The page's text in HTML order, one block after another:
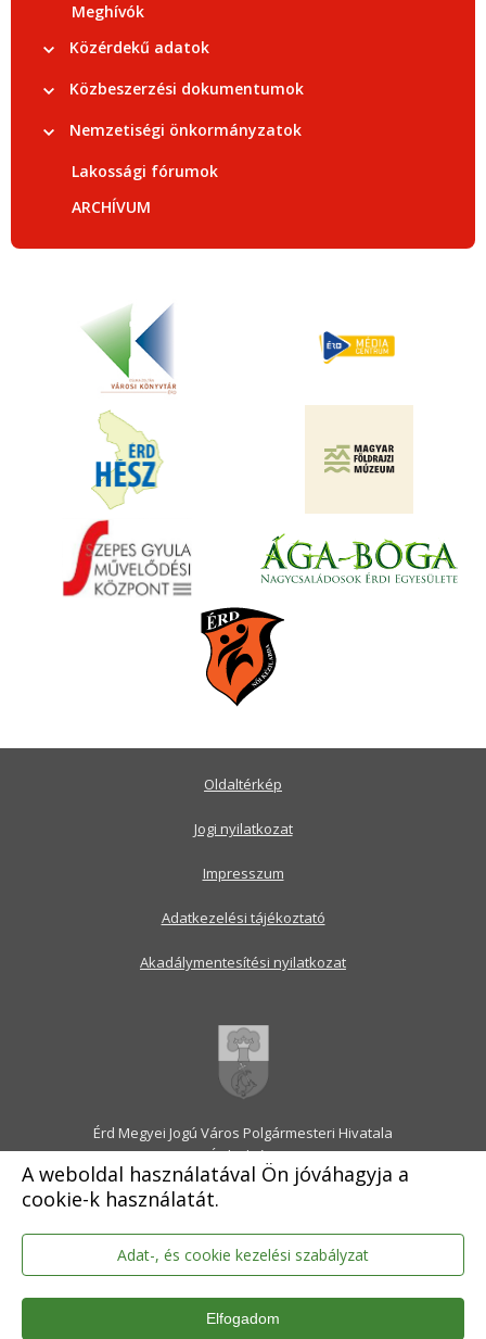
A weboldal használatával Ön jóváhagyja a
cookie-k használatát.
Adat-, és cookie kezelési szabályzat
Elfogadom
Meghívók
Közérdekű adatok
Közbeszerzési dokumentumok
Nemzetiségi önkormányzatok
Lakossági fórumok
ARCHÍVUM
Érd Megyei Jogú Város Polgármesteri Hivatala
2030 Érd, Alsó utca 1.
Levélcím: 2031 Érd, Pf.: 31
E-mail:onkormanyzat@erd.hu
Telefonközpont:06-23-522-300
Ügyfélszolgálat:06-23-522-301
Hivatali Kapu: ERDPH
KRID szám: 707189964
Oldaltérkép
Jogi nyilatkozat
Impresszum
Adatkezelési tájékoztató
Akadálymentesítési nyilatkozat